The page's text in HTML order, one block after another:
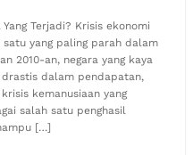
Terjadi? Krisis ekonomi
yang paling parah dalam
2010-an, negara yang kaya
dalam pendapatan,
kemanusiaan yang
salah satu penghasil
[…]